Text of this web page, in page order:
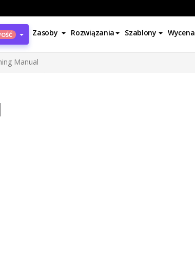
Zasoby Rozwiązania Szablony Wycena
Manual